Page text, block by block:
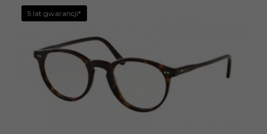
5 lat gwarancji*